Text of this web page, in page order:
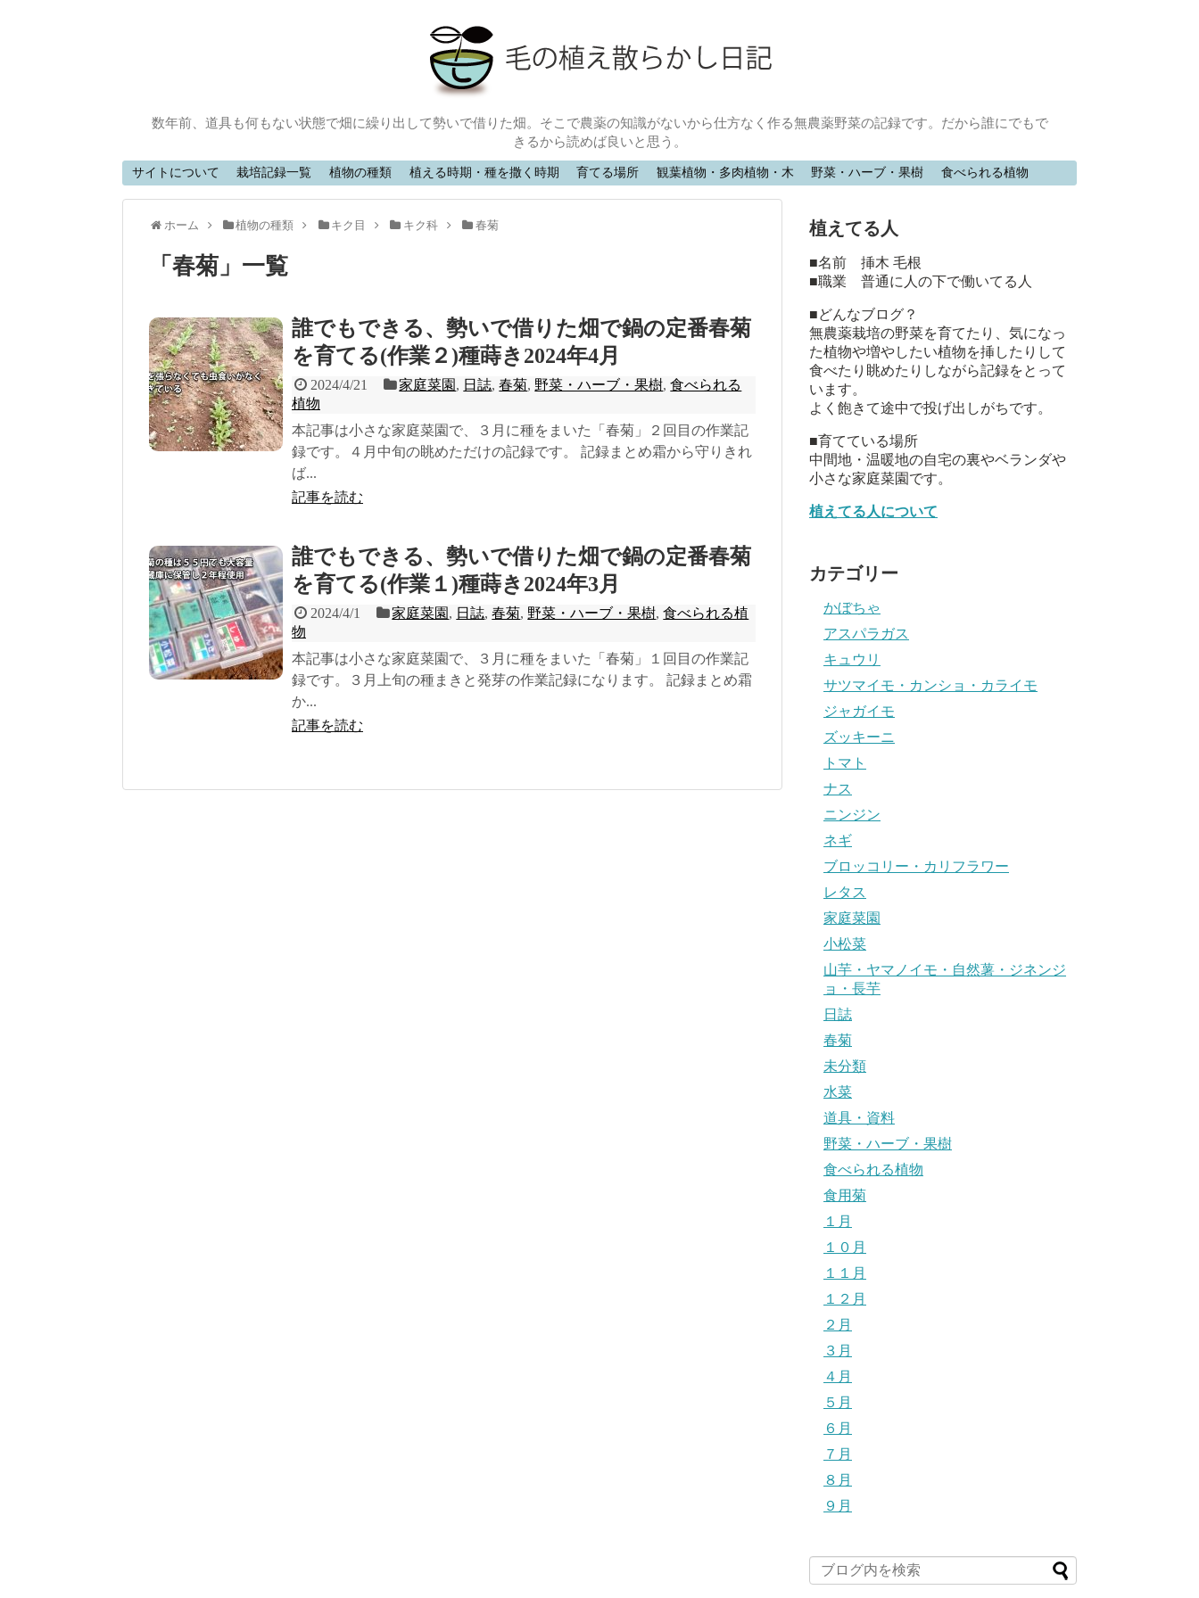
数年前、道具も何もない状態で畑に繰り出して勢いで借りた畑。そこで農薬の知識がないから仕方なく作る無農薬野菜の記録です。だから誰にでもで
きるから読めば良いと思う。
サイトについて 栽培記録一覧 植物の種類 植える時期・種を撒く時期 育てる場所 観葉植物・多肉植物・木 野菜・ハーブ・果樹 食べられる植物
ホーム 植物の種類 キク目 キク科 春菊
「 春菊 」 一覧
誰でもできる、勢いで借りた畑で鍋の定番春菊
を育てる(作業２)種蒔き2024年4月
2024/4/21 家庭菜園 , 日誌,春菊, 野菜・ハーブ・果樹,食べられる
植物
本記事は小さな家庭菜園で、３月に種をまいた「春菊」２回目の作業記
録です。４月中旬の眺めただけの記録です。 記録まとめ霜から守りきれ
ば...
記事を読む
誰でもできる、勢いで借りた畑で鍋の定番春菊
を育てる(作業１)種蒔き2024年3月
2024/4/1 家庭菜園 , 日誌,春菊, 野菜・ハーブ・果樹,食べられる植
物
本記事は小さな家庭菜園で、３月に種をまいた「春菊」１回目の作業記
録です。３月上旬の種まきと発芽の作業記録になります。 記録まとめ霜
か...
記事を読む
植えてる人
■名前 挿木 毛根
■職業 普通に人の下で働いてる人
■どんなブログ？
無農薬栽培の野菜を育てたり、気になっ
た植物や増やしたい植物を挿したりして
食べたり眺めたりしながら記録をとって
います。
よく飽きて途中で投げ出しがちです。
■育てている場所
中間地・温暖地の自宅の裏やベランダや
小さな家庭菜園です。
植えてる人について
カテゴリー
かぼちゃ
アスパラガス
キュウリ
サツマイモ・カンショ・カライモ
ジャガイモ
ズッキーニ
トマト
ナス
ニンジン
ネギ
ブロッコリー・カリフラワー
レタス
家庭菜園
小松菜
山芋・ヤマノイモ・自然薯・ジネンジ
ョ・長芋
日誌
春菊
未分類
水菜
道具・資料
野菜・ハーブ・果樹
食べられる植物
食用菊
１月
１０月
１１月
１２月
２月
３月
４月
５月
６月
７月
８月
９月